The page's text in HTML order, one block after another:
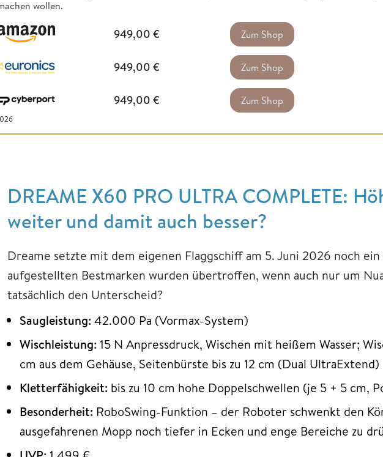
wollen.
949,00 € Zum Shop
949,00 € Zum Shop
949,00 € Zum Shop
DREAME X60 PRO ULTRA COMPLETE:
weiter und damit auch besser?
Dreame setzte mit dem eigenen Flaggschiff am 5. Juni 2026 noch
aufgestellten Bestmarken wurden übertroffen, wenn auch nur um
tatsächlich den Unterscheid?
Saugleistung: 42.000 Pa (Vormax-System)
Wischleistung: 15 N Anpressdruck, Wischen mit heißem Wasser;
cm aus dem Gehäuse, Seitenbürste bis zu 12 cm (Dual UltraExtend)
Kletterfähigkeit: bis zu 10 cm hohe Doppelschwellen (je 5 + 5 cm,
Besonderheit: RoboSwing-Funktion – der Roboter schwenkt den
ausgefahrenen Mopp noch tiefer in Ecken und enge Bereiche zu